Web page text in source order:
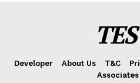
TES
Developer About Us T&C